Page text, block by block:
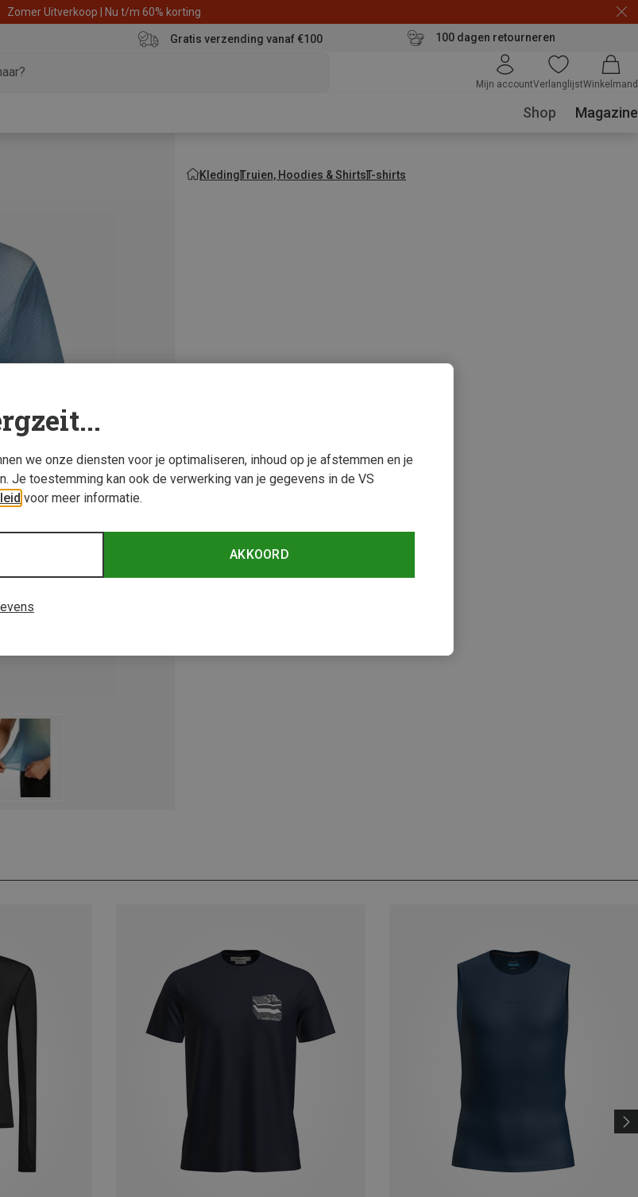
Zomer Uitverkoop | Nu t/m 60% korting
Gratis verzending vanaf €100 100 dagen retourneren
Mijn accountVerlanglijstWinkelmand
Shop Magazine
KledingTruien, Hoodies & ShirtsT-shirts
we onze diensten voor je optimaliseren, inhoud op je afstemmen en je
Je toestemming kan ook de verwerking van je gegevens in de VS
voor meer informatie.
AKKOORD